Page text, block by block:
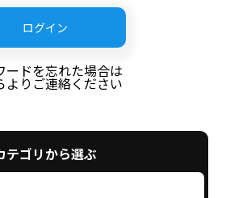
ードを忘れた場合は
よりご連絡ください
テゴリから選ぶ